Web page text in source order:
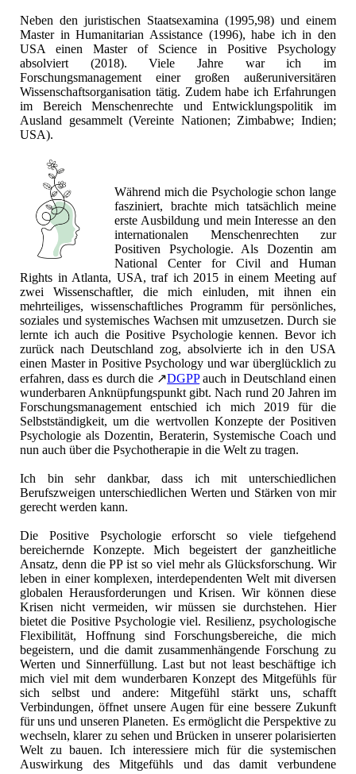
Neben den juristischen Staatsexamina (1995,98) und einem
Master in Humanitarian Assistance (1996), habe ich in den
USA einen Master of Science in Positive Psychology
absolviert (2018). Viele Jahre war ich im
Forschungsmanagement einer großen außeruniversitären
Wissenschaftsorganisation tätig. Zudem habe ich Erfahrungen
im Bereich Menschenrechte und Entwicklungspolitik im
Ausland gesammelt (Vereinte Nationen; Zimbabwe; Indien;
USA).
Während mich die Psychologie schon lange
fasziniert, brachte mich tatsächlich meine
erste Ausbildung und mein Interesse an den
internationalen Menschenrechten zur
Positiven Psychologie. Als Dozentin am
National Center for Civil and Human
Rights in Atlanta, USA, traf ich 2015 in einem Meeting auf
zwei Wissenschaftler, die mich einluden, mit ihnen ein
mehrteiliges, wissenschaftliches Programm für persönliches,
soziales und systemisches Wachsen mit umzusetzen. Durch sie
lernte ich auch die Positive Psychologie kennen. Bevor ich
zurück nach Deutschland zog, absolvierte ich in den USA
einen Master in Positive Psychology und war überglücklich zu
erfahren, dass es durch die ↗DGPPauch in Deutschland einen
wunderbaren Anknüpfungspunkt gibt. Nach rund 20 Jahren im
Forschungsmanagement entschied ich mich 2019 für die
Selbstständigkeit, um die wertvollen Konzepte der Positiven
Psychologie als Dozentin, Beraterin, Systemische Coach und
nun auch über die Psychotherapie in die Welt zu tragen.
Ich bin sehr dankbar, dass ich mit unterschiedlichen
Berufszweigen unterschiedlichen Werten und Stärken von mir
gerecht werden kann.
Die Positive Psychologie erforscht so viele tiefgehend
bereichernde Konzepte. Mich begeistert der ganzheitliche
Ansatz, denn die PP ist so viel mehr als Glücksforschung. Wir
leben in einer komplexen, interdependenten Welt mit diversen
globalen Herausforderungen und Krisen. Wir können diese
Krisen nicht vermeiden, wir müssen sie durchstehen. Hier
bietet die Positive Psychologie viel. Resilienz, psychologische
Flexibilität, Hoffnung sind Forschungsbereiche, die mich
begeistern, und die damit zusammenhängende Forschung zu
Werten und Sinnerfüllung. Last but not least beschäftige ich
mich viel mit dem wunderbaren Konzept des Mitgefühls für
sich selbst und andere: Mitgefühl stärkt uns, schafft
Verbindungen, öffnet unsere Augen für eine bessere Zukunft
für uns und unseren Planeten. Es ermöglicht die Perspektive zu
wechseln, klarer zu sehen und Brücken in unserer polarisierten
Welt zu bauen. Ich interessiere mich für die systemischen
Auswirkung des Mitgefühls und das damit verbundene